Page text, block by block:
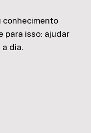
conhecimento
para isso: ajudar
dia.